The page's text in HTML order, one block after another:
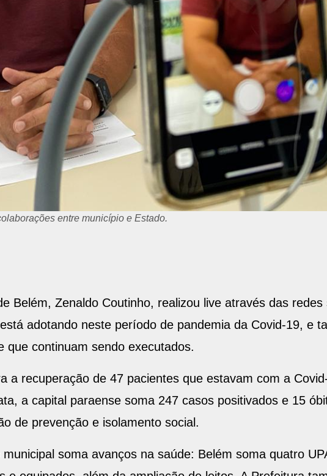
entre município e Estado.
Belém, Zenaldo Coutinho, realizou live através das redes
adotando neste período de pandemia da Covid-19, e
que continuam sendo executados.
a recuperação de 47 pacientes que estavam com a
a capital paraense soma 247 casos positivados e 15
de prevenção e isolamento social.
soma avanços na saúde: Belém soma quatro